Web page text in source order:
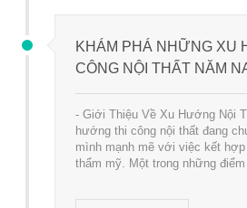
KHÁM PHÁ NHỮNG XU
CÔNG NỘI THẤT NĂM
- Giới Thiệu Về Xu Hướng Nội
hướng thi công nội thất đang
mình mạnh mẽ với việc kết
thẩm mỹ. Một trong những